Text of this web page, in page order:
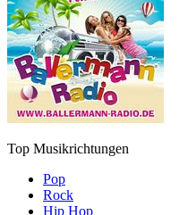
Top Musikrichtungen
Pop
Rock
Hip Hop